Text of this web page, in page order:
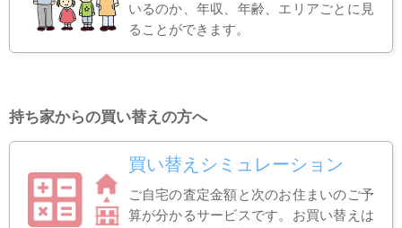
いるのか、年収、年齢、エリアごとに見
ることができます。
持ち家からの買い替えの方へ
買い替えシミュレーション
ご自宅の査定金額と次のお住まいのご予
算が分かるサービスです。お買い替えは